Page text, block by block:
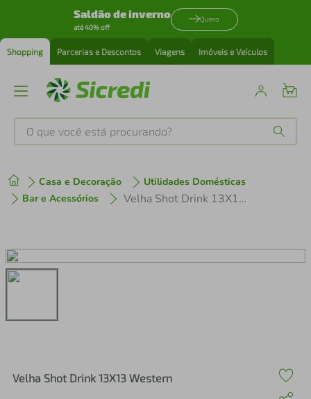
Saldão de inverno
até 40% off
Quero
Shopping Parcerias e Descontos Viagens Imóveis e Veículos
O que você está procurando?
Casa e Decoração
Utilidades Domésticas
Bar e Acessórios
Velha Shot Drink 13X13 Western
Velha Shot Drink 13X13 Western
1 º tenis
3º